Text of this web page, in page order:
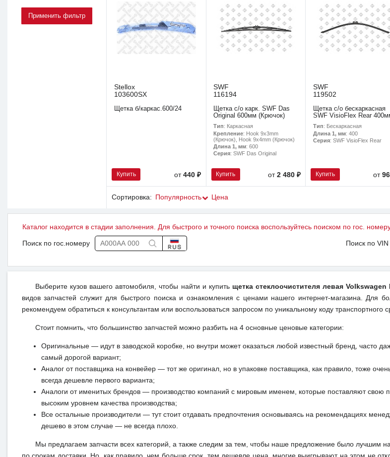
Stellox
103600SX
Щетка б/каркас.600/24
Купить от440 ₽
SWF
116194
Щетка с/о карк. SWF Das
Original 600мм (Крючок)
Тип: Каркасная
Крепление: Hook 9x3mm
(Крючок), Hook 9x4mm (Крючок)
Длина 1, мм: 600
Серия: SWF Das Original
Купить от 2 480 ₽
SWF
119502
Щетка с/о бескаркасная
SWF VisioFlex Rear
Тип: Бескаркасная
Длина 1, мм: 400
Серия: SWF VisioFlex Rear
Купить от
Сортировка: Популярность Цена
Каталог находится в стадии заполнения. Для быстрого и точного поиска воспользуйтесь поиском по гос.
Поиск по гос.номеру Поиск по VIN
Выберите кузов вашего автомобиля, чтобы найти и купить щетка стеклоочистителя левая Volkswagen
видов запчастей служит для быстрого поиска и ознакомления с ценами нашего интернет-магазина. Для
рекомендуем обратиться к консультантам или воспользоваться запросом по уникальному коду транспортного
Стоит помнить, что большинство запчастей можно разбить на 4 основные ценовые категории:
Оригинальные — идут в заводской коробке, но внутри может оказаться любой известный бренд, часто
самый дорогой вариант;
Аналог от поставщика на конвейер — тот же оригинал, но в упаковке поставщика, как правило, тоже
всегда дешевле первого варианта;
Аналоги от именитых брендов — производство компаний с мировым именем, которые поставляют свою
высоким уровнем качества производства;
Все остальные производители — тут стоит отдавать предпочтения основываясь на рекомендациях
дешево в этом случае — не всегда плохо.
Мы предлагаем запчасти всех категорий, а также следим за тем, чтобы наше предложение было лучшим